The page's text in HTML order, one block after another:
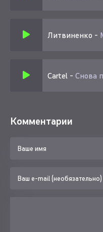
Литвиненко -
Cartel - Снова
Комментарии